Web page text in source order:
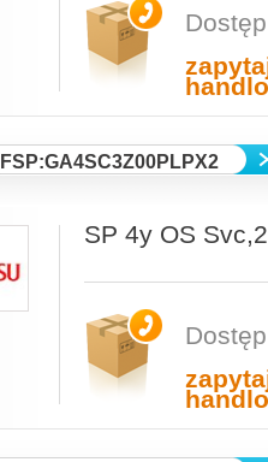
FSP:GA4SC3Z00PLPX2
SP 4y OS